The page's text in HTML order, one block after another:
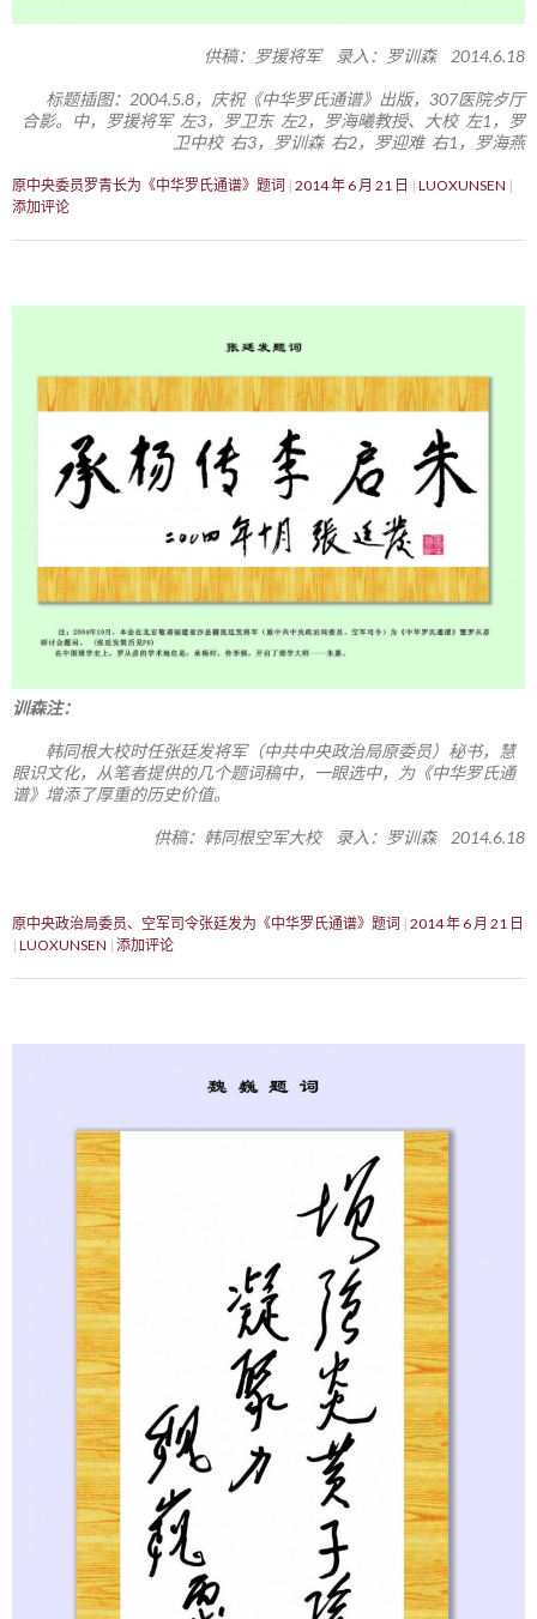
供稿：罗援将军 录入：罗训森 2014.6.18
标题插图：2004.5.8，庆祝《中华罗氏通谱》出版，307医院歺厅
合影。中，罗援将军 左3，罗卫东 左2，罗海曦教授、大校 左1，罗
卫中校 右3，罗训森 右2，罗迎难 右1，罗海燕
原中央委员罗青长为《中华罗氏通谱》题词 2014 年 6 月 21 日
LUOXUNSEN
添加评论
训森注：
韩同根大校时任张廷发将军（中共中央政治局原委员）秘书，慧
眼识文化，从笔者提供的几个题词稿中，一眼选中，为《中华罗氏通
谱》增添了厚重的历史价值。
供稿：韩同根空军大校 录入：罗训森 2014.6.18
原中央政治局委员、空军司令张廷发为《中华罗氏通谱》题词 2014 年 6 月 21 日
LUOXUNSEN 添加评论